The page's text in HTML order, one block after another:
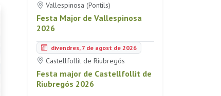
Vallespinosa (Pontils)
Festa Major de Vallespinosa
2026
divendres, 7 de agost de 2026
Castellfollit de Riubregós
Festa major de Castellfollit de
Riubregós 2026